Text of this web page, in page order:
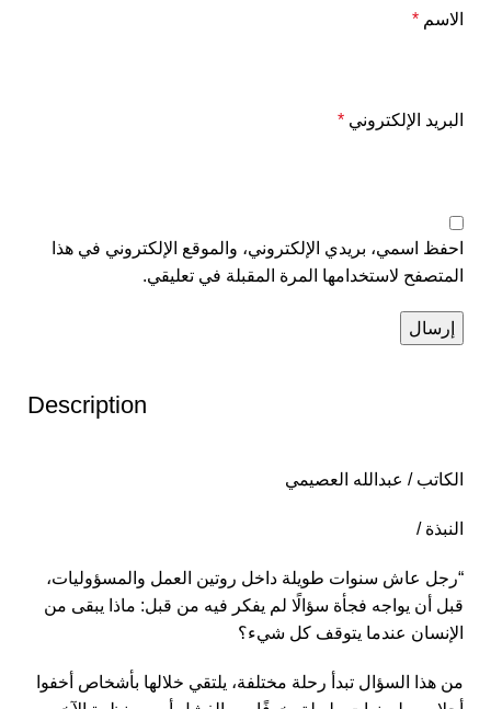
الاسم *
البريد الإلكتروني *
احفظ اسمي، بريدي الإلكتروني، والموقع الإلكتروني في هذا
المتصفح لاستخدامها المرة المقبلة في تعليقي.
Description
الكاتب / عبدالله العصيمي
النبذة /
“رجل عاش سنوات طويلة داخل روتين العمل والمسؤوليات،
قبل أن يواجه فجأة سؤالًا لم يفكر فيه من قبل: ماذا يبقى من
الإنسان عندما يتوقف كل شيء؟
من هذا السؤال تبدأ رحلة مختلفة، يلتقي خلالها بأشخاص أخفوا